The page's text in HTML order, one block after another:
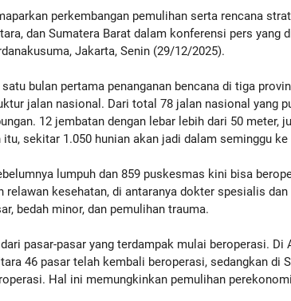
perkembangan pemulihan serta rencana
dan Sumatera Barat dalam konferensi pers yang
Jakarta, Senin (29/12/2025).
bulan pertama penanganan bencana di tiga
jalan nasional. Dari total 78 jalan nasional yang
12 jembatan dengan lebar lebih dari 50 meter,
sekitar 1.050 hunian akan jadi dalam seminggu ke
lumpuh dan 859 puskesmas kini bisa
kesehatan, di antaranya dokter spesialis
bedah minor, dan pemulihan trauma.
pasar-pasar yang terdampak mulai beroperasi. Di
46 pasar telah kembali beroperasi, sedangkan di
Hal ini memungkinkan pemulihan